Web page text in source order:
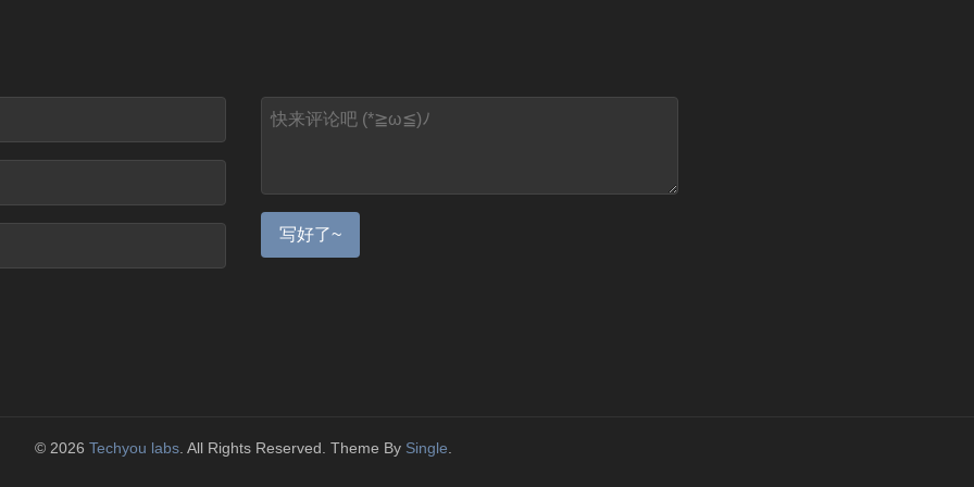
写好了~
© 2026 Techyou labs . All Rights Reserved. Theme By Single